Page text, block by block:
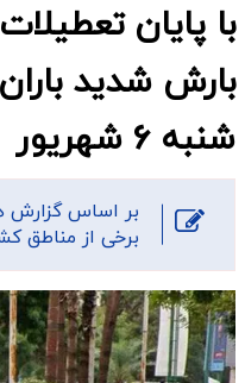
با پایان
بارش شدید
شنبه 6 شهریور
بر اساس گزارش
برخی از مناطق